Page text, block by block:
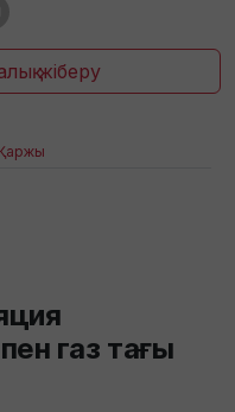
жіберу
газ тағы